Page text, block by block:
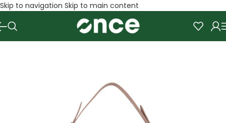
Skip to navigation Skip to main content